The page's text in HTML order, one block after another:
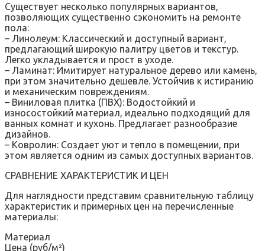
Существует несколько популярных вариантов,
позволяющих существенно сэкономить на ремонте
пола:
– Линолеум: Классический и доступный вариант,
предлагающий широкую палитру цветов и текстур.
Легко укладывается и прост в уходе.
– Ламинат: Имитирует натуральное дерево или камень,
при этом значительно дешевле. Устойчив к истиранию
и механическим повреждениям.
– Виниловая плитка (ПВХ): Водостойкий и
износостойкий материал, идеально подходящий для
ванных комнат и кухонь. Предлагает разнообразие
дизайнов.
– Ковролин: Создает уют и тепло в помещении, при
этом является одним из самых доступных вариантов.
СРАВНЕНИЕ ХАРАКТЕРИСТИК И ЦЕН
Для наглядности представим сравнительную таблицу
характеристик и примерных цен на перечисленные
материалы:
Материал
Цена (руб/м²)